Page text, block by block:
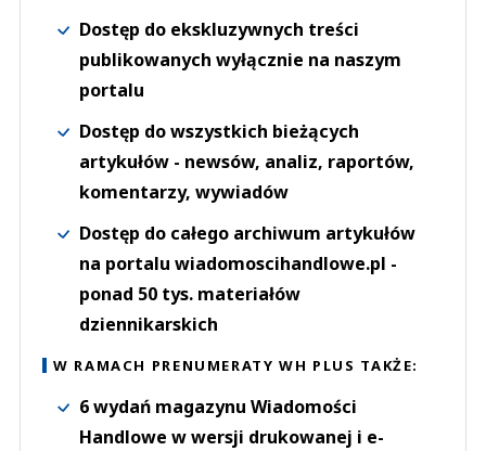
Dostęp do ekskluzywnych treści
publikowanych wyłącznie na naszym
portalu
Dostęp do wszystkich bieżących
artykułów - newsów, analiz, raportów,
komentarzy, wywiadów
Dostęp do całego archiwum artykułów
na portalu wiadomoscihandlowe.pl -
ponad 50 tys. materiałów
dziennikarskich
W RAMACH PRENUMERATY WH PLUS TAKŻE:
6 wydań magazynu Wiadomości
Handlowe w wersji drukowanej i e-